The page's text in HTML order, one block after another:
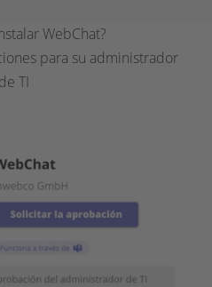
WebChat?
para su administrador
de TI